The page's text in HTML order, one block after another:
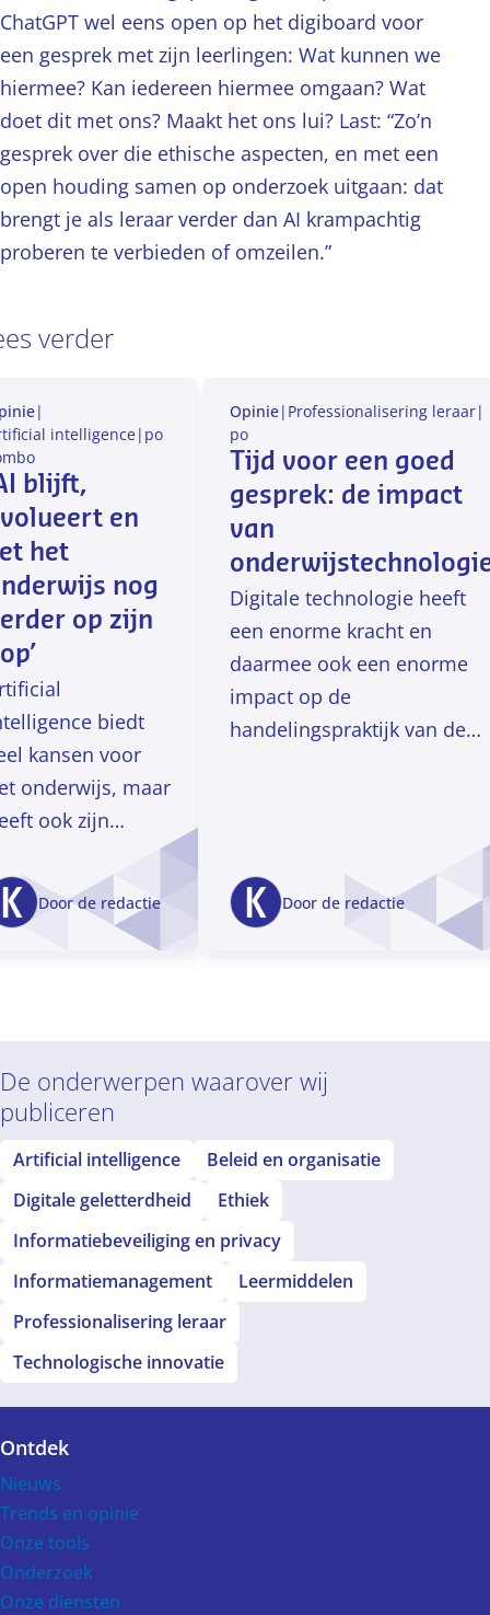
ChatGPT wel eens open op het digiboard voor
een gesprek met zijn leerlingen: Wat kunnen we
hiermee? Kan iedereen hiermee omgaan? Wat
doet dit met ons? Maakt het ons lui? Last: “Zo’n
gesprek over die ethische aspecten, en met een
open houding samen op onderzoek uitgaan: dat
brengt je als leraar verder dan AI krampachtig
proberen te verbieden of omzeilen.”
verder
blijft,
en
het
nog
op zijn
|
intelligence| po
mbo
biedt
kansen voor
onderwijs, maar
ook zijn
prof. dr.
Postma,
Door de redactie
Tijd voor een goed
gesprek: de impact
van
Opinie| Professionalisering leraar|
po
Digitale technologie heeft
een enorme kracht en
daarmee ook een enorme
impact op de
handelingspraktijk van de
Door de redactie
De onderwerpen waarover wij
publiceren
Artificial intelligence
Beleid en organisatie
Digitale geletterdheid
Ethiek
Informatiebeveiliging en privacy
Informatiemanagement
Leermiddelen
Professionalisering leraar
Technologische innovatie
Voet
Ontdek
Nieuws
Trends en opinie
Onze tools
Onderzoek
Onze diensten